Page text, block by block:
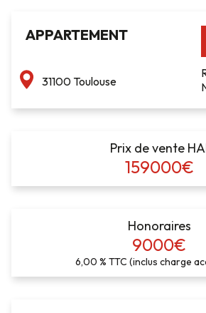
APPARTEMENT
31100 Toulouse
Prix de vente
159000€
Honoraires
9000€
6,00 % TTC (inclus charge